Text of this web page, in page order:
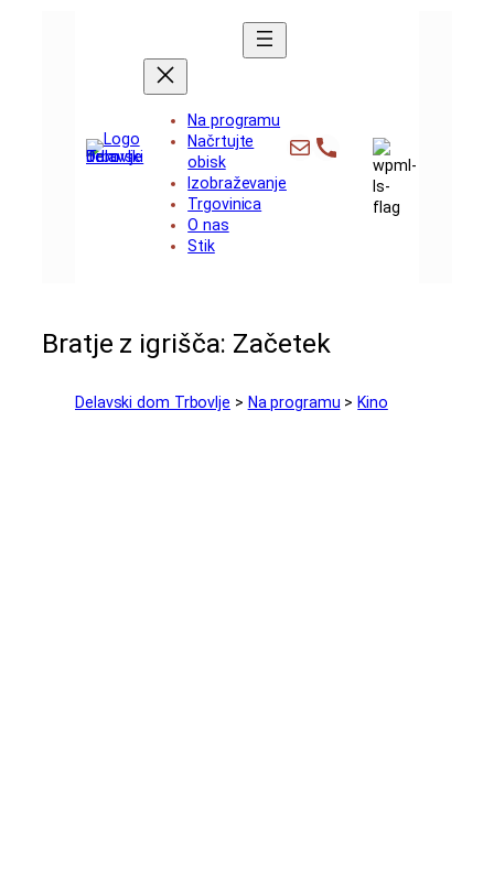
Na programu
Načrtujte
obisk
Izobraževanje
Trgovinica
O nas
Stik
info@dd-trbovlje.si
+386 3 56 481
Bratje z igrišča: Začetek
Delavski dom Trbovlje > Na programu >Kino